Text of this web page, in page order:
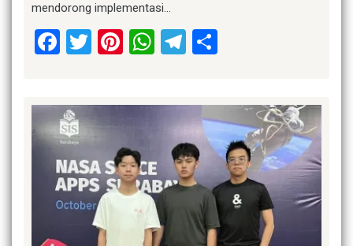
mendorong implementasi…
Facebook
Twitter
Pinterest
WhatsApp
Telegram